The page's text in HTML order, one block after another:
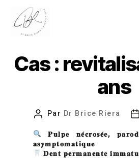
Riera
Cas :
ans
Auteur
l’article
Par Dr Brice Riera
𝐏𝐮𝐥𝐩𝐞 𝐧𝐞𝐜𝐫𝐨𝐬𝐞𝐞,
𝐚𝐬𝐲𝐦𝐩𝐭𝐨𝐦𝐚𝐭𝐢𝐪𝐮𝐞
𝐃𝐞𝐧𝐭 𝐩𝐞𝐫𝐦𝐚𝐧𝐞𝐧𝐭𝐞